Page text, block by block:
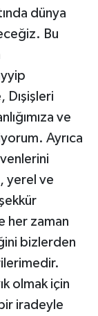
dünya
Bu
Dışişleri
ve
Ayrıca
yerel ve
her zaman
bizlerden
olmak için
iradeyle